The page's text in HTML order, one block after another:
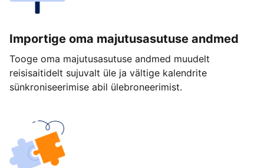
Importige oma majutusasutuse andmed
Tooge oma majutusasutuse andmed muudelt
reisisaitidelt sujuvalt üle ja vältige kalendrite
sünkroniseerimise abil ülebroneerimist.